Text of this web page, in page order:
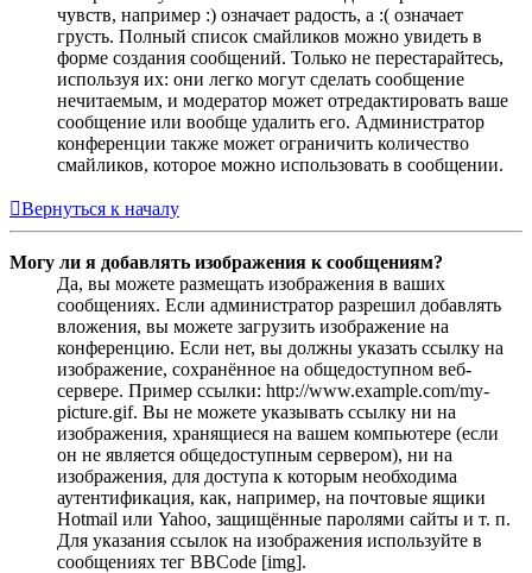
чувств, например :) означает радость, а :( означает
грусть. Полный список смайликов можно увидеть в
форме создания сообщений. Только не перестарайтесь,
используя их: они легко могут сделать сообщение
нечитаемым, и модератор может отредактировать ваше
сообщение или вообще удалить его. Администратор
конференции также может ограничить количество
смайликов, которое можно использовать в сообщении.
Вернуться к началу
Могу ли я добавлять изображения к сообщениям?
Да, вы можете размещать изображения в ваших
сообщениях. Если администратор разрешил добавлять
вложения, вы можете загрузить изображение на
конференцию. Если нет, вы должны указать ссылку на
изображение, сохранённое на общедоступном веб-
сервере. Пример ссылки: http://www.example.com/my-
picture.gif. Вы не можете указывать ссылку ни на
изображения, хранящиеся на вашем компьютере (если
он не является общедоступным сервером), ни на
изображения, для доступа к которым необходима
аутентификация, как, например, на почтовые ящики
Hotmail или Yahoo, защищённые паролями сайты и т. п.
Для указания ссылок на изображения используйте в
сообщениях тег BBCode [img].